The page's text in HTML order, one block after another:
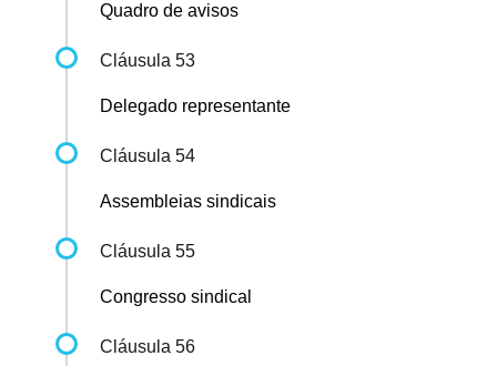
Quadro de avisos
Cláusula 53
Delegado representante
Cláusula 54
Assembleias sindicais
Cláusula 55
Congresso sindical
Cláusula 56